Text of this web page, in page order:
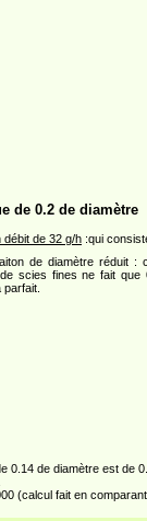
de 0.2 de diamètre
débit de 32 g/h :qui
de diamètre réduit :
scies fines ne fait que
0.14 de diamètre est de
(calcul fait en